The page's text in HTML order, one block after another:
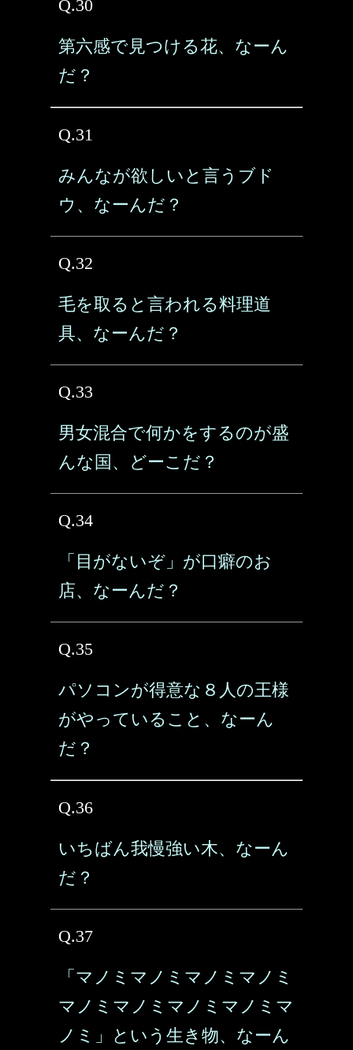
Q.30
第六感で見つける花、なーん
だ？
Q.31
みんなが欲しいと言うブド
ウ、なーんだ？
Q.32
毛を取ると言われる料理道
具、なーんだ？
Q.33
男女混合で何かをするのが盛
んな国、どーこだ？
Q.34
「目がないぞ」が口癖のお
店、なーんだ？
Q.35
パソコンが得意な８人の王様
がやっていること、なーん
だ？
Q.36
いちばん我慢強い木、なーん
だ？
Q.37
「マノミマノミマノミマノミ
マノミマノミマノミマノミマ
ノミ」という生き物、なーん